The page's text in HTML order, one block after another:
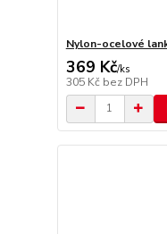
Nylon-ocelové
369 Kč/ks
305 Kč bez DPH